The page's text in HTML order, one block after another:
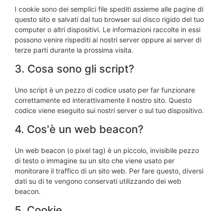
I cookie sono dei semplici file spediti assieme alle pagine di
questo sito e salvati dal tuo browser sul disco rigido del tuo
computer o altri dispositivi. Le informazioni raccolte in essi
possono venire rispediti ai nostri server oppure ai server di
terze parti durante la prossima visita.
3. Cosa sono gli script?
Uno script è un pezzo di codice usato per far funzionare
correttamente ed interattivamente il nostro sito. Questo
codice viene eseguito sui nostri server o sul tuo dispositivo.
4. Cos'è un web beacon?
Un web beacon (o pixel tag) è un piccolo, invisibile pezzo
di testo o immagine su un sito che viene usato per
monitorare il traffico di un sito web. Per fare questo, diversi
dati su di te vengono conservati utilizzando dei web
beacon.